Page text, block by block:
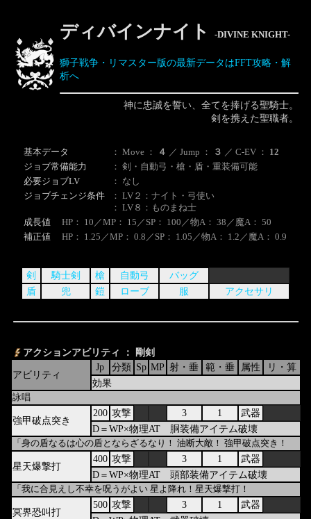
ディバインナイト -DIVINE KNIGHT-
獅子戦争・リマスター版の最新データはFFT攻略・解
析へ
神に忠誠を誓い、全てを捧げる聖騎士。
剣を携えた聖職者。
基本データ ： Move ： ４ ／ Jump ： ３ ／ C-EV ： 12
ジョブ常備能力
： 剣・自動弓・槍・盾・重装備可能
必要ジョブLV
： なし
ジョブチェンジ条件
： LV２：ナイト・弓使い
： LV８：ものまね士
成長値 HP： 10／MP： 15／SP： 100／物A： 38／魔A： 50
補正値 HP： 1.25／MP： 0.8／SP： 1.05／物A： 1.2／魔A： 0.9
剣 騎士剣 槍 自動弓
バッグ
盾
兜 鎧 ローブ 服 アクセサリ
アクションアビリティ ： 剛剣
アビリティ
Jp 分類 Sp MP 射・垂 範・垂 属性
リ・算
効果
詠唱
強甲破点突き
200 攻撃 3 1
武器
D＝WP×物理AT 胴装備アイテム破壊
「身の盾なるは心の盾とならざるなり！ 油断大敵！ 強甲破点突き！
星天爆撃打
400 攻撃 3 1
武器
D＝WP×物理AT 頭部装備アイテム破壊
「我に合見えし不幸を呪うがよい 星よ降れ！星天爆撃打！
冥界恐叫打
500 攻撃 3 1
武器